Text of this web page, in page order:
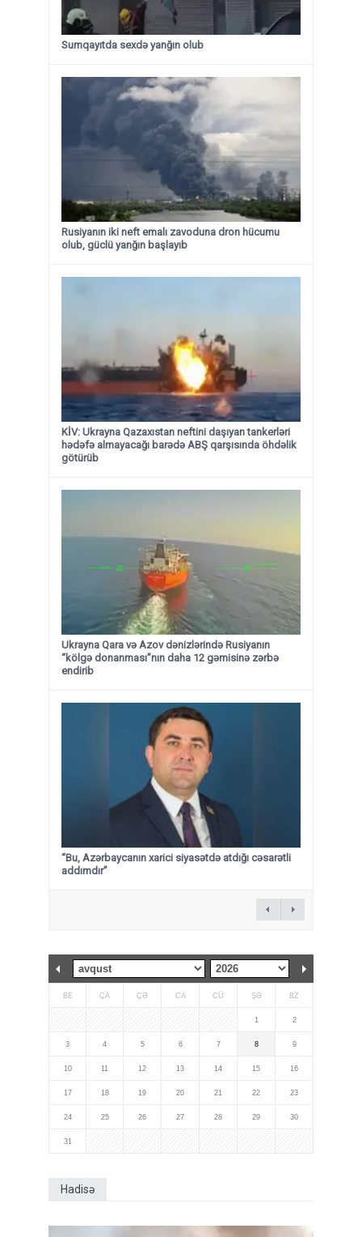
Sumqayıtda sexdə yanğın olub
Rusiyanın iki neft emalı zavoduna dron hücumu
olub, güclü yanğın başlayıb
KİV: Ukrayna Qazaxıstan neftini daşıyan tankerləri
hədəfə almayacağı barədə ABŞ qarşısında öhdəlik
götürüb
Ukrayna Qara və Azov dənizlərində Rusiyanın
“kölgə donanması”nın daha 12 gəmisinə zərbə
endirib
“Bu, Azərbaycanın xarici siyasətdə atdığı cəsarətli
addımdır”
BE ÇA ÇƏ CA CÜ ŞƏ BZ
1 2
3 4 5 6 7 8 9
10 11 12 13 14 15 16
17 18 19 20 21 22 23
24 25 26 27 28 29 30
31
Hadisə